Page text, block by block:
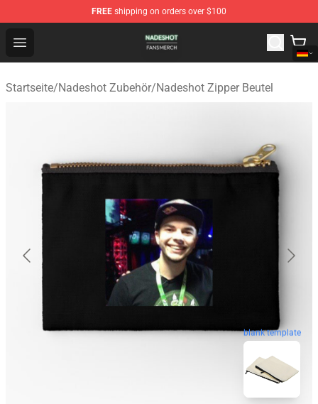
FREE shipping on orders over $100
Open menu
Nadeshot Shop - Official Nadeshot Merchandise Store
Startseite/Nadeshot Zubehör/Nadeshot Zipper Beutel
blank template